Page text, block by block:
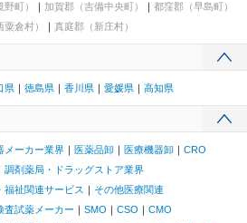
町） 加賀郡（吉備中央町）
都窪郡（早島町）
倉村） 真庭郡（新庄村）
県 徳島県 香川県 愛媛県 高知県
メーカー業界 医薬品卸 医療機器卸
CRO
調剤薬局・ドラッグストア業界
福祉関連サービス
その他医療関連
査試薬メーカー
SMO CSO
CMO